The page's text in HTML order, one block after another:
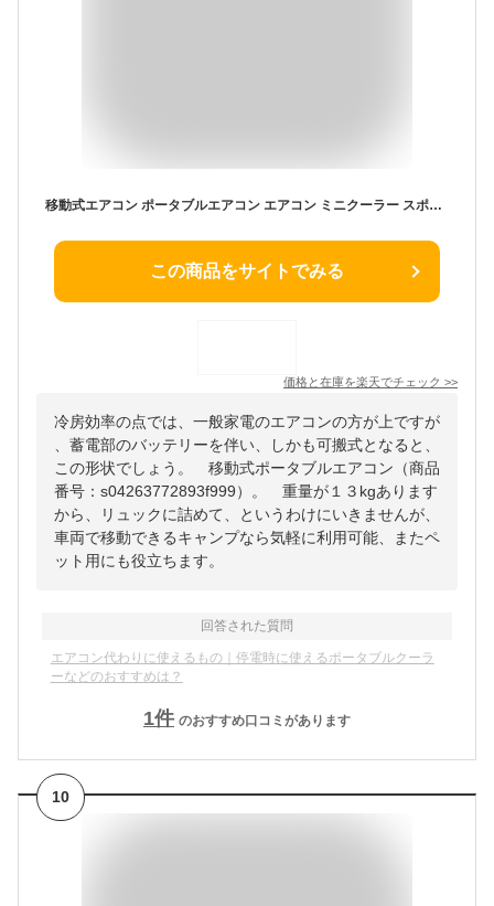
移動式エアコン ポータブルエアコン エアコン ミニクーラー スポットエアコン 3段階風速切替 送風 冷房 タイマー機能 除湿 温度調節 AC110V・DC12V/24V兼用 持ち運び便利 室内 屋外 車中泊 熱中症対策 暑さ対策 アウトドア キャンプ 家庭用 排水不要 工事不要 リモコン付き
この商品をサイトでみる
価格と在庫を楽天でチェック >>
冷房効率の点では、一般家電のエアコンの方が上ですが
、蓄電部のバッテリーを伴い、しかも可搬式となると、
この形状でしょう。 移動式ポータブルエアコン（商品
番号：s04263772893f999）。 重量が１３kgあります
から、リュックに詰めて、というわけにいきませんが、
車両で移動できるキャンプなら気軽に利用可能、またペ
ット用にも役立ちます。
回答された質問
エアコン代わりに使えるもの｜停電時に使えるポータブルクーラ
ーなどのおすすめは？
1件 のおすすめ口コミがあります
10